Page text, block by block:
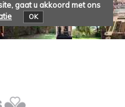
gaat u akkoord met ons
OK